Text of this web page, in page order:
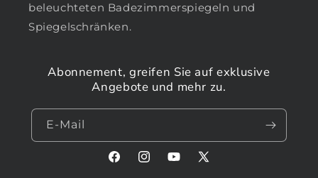
beleuchteten Badezimmerspiegeln und
Spiegelschränken.
Abonnement, greifen Sie auf exklusive
Angebote und mehr zu.
E-Mail
FacebookInstagramYouTube
X